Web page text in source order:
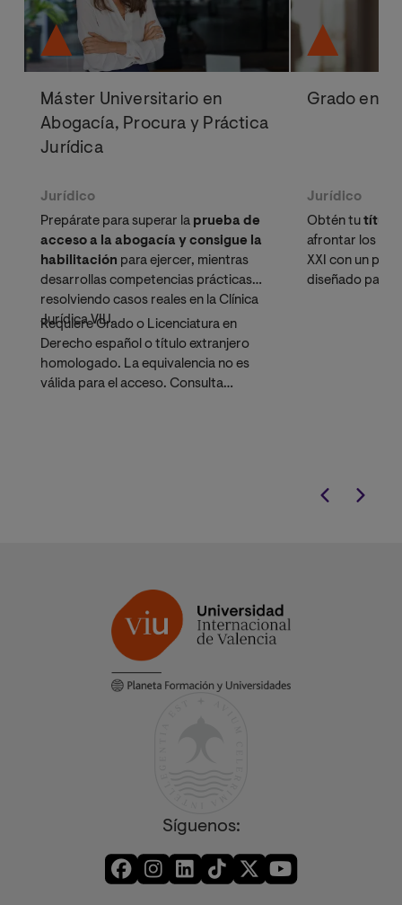
Máster Universitario en
Abogacía, Procura y Práctica
Jurídica
Jurídico
Prepárate para superar la prueba de
acceso a la abogacía y consigue la
habilitación para ejercer, mientras
desarrollas competencias prácticas
resolviendo casos reales en la Clínica
Jurídica VIU.
Requiere Grado o Licenciatura en
Derecho español o título extranjero
homologado. La equivalencia no es
válida para el acceso. Consulta
Grado en
Jurídico
Obtén tutítulo
afrontar los
XXI con un
diseñado para
Síguenos: